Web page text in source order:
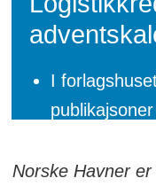
I
Her er
Norske Havner